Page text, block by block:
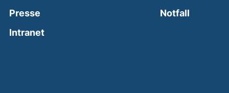
Presse
Intranet(external link, opens in a new window)
Notfall